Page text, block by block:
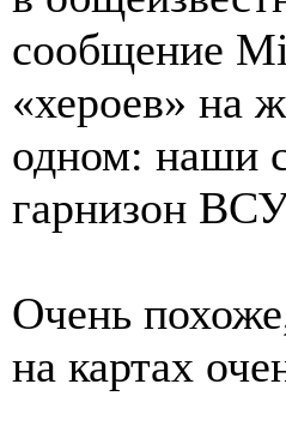
сообщение
«хероев» на
одном: наши
гарнизон
Очень
на картах